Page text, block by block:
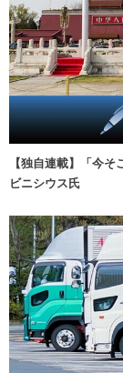
【独自連載】「今
ビニシウス氏